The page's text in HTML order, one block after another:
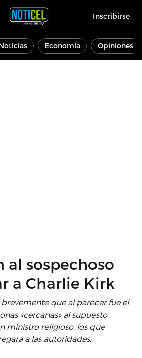
Inscribirse
Economía Opiniones
al sospechoso
a Charlie Kirk
que al parecer fue el
«cercanas» al supuesto
ministro religioso, los que
a las autoridades.